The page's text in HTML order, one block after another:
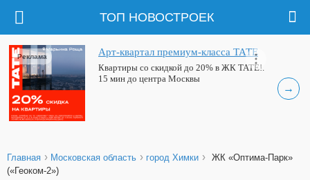
ТОП НОВОСТРОЕК
→
Арт-квартал премиум-класса ТАТЕ
Квартиры со скидкой до 20% в ЖК ТАТЕ!.
15 мин до центра Москвы
Реклама
Главная › Московская область › город Химки › ЖК «Оптима-Парк»
(«Геоком-2»)